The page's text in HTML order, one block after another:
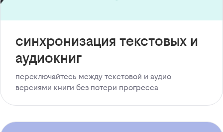
синхронизация текстовых и
аудиокниг
переключайтесь между текстовой и аудио
версиями книги без потери прогресса